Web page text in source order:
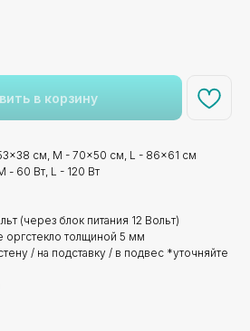
в корзину
53x38 см, M - 70x50 см, L - 86x61 см
- 60 Вт, L - 120 Вт
(через блок питания 12 Вольт)
оргстекло толщиной 5 мм
/ на подставку / в подвес *уточняйте